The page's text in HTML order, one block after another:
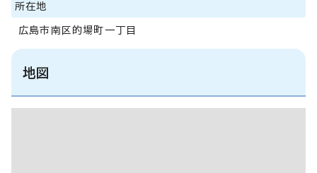
所在地
広島市南区的場町一丁目
地図